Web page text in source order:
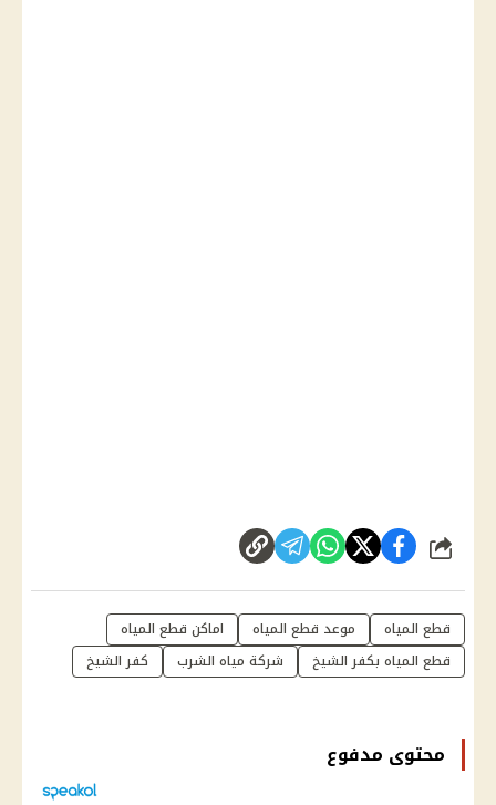
شارك
قطع المياه موعد قطع المياه
اماكن قطع المياه
قطع المياه بكفر الشيخ
شركة مياه الشرب كفر الشيخ
محتوى مدفوع